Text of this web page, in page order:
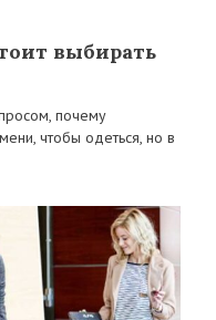
выбирать
почему
чтобы одеться, но в